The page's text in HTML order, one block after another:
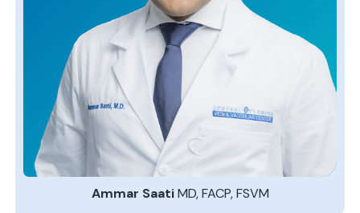
Ammar SaatiMD, FACP, FSVM